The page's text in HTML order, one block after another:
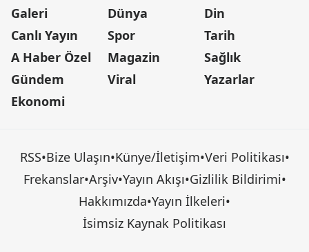
Galeri
Canlı Yayın
A Haber Özel
Gündem
Ekonomi
Dünya
Spor
Magazin
Viral
Din
Tarih
Sağlık
Yazarlar
RSS•Bize Ulaşın•Künye/İletişim•Veri Politikası•
Frekanslar•Arşiv•Yayın Akışı•Gizlilik Bildirimi•
Hakkımızda•Yayın İlkeleri•
İsimsiz Kaynak Politikası